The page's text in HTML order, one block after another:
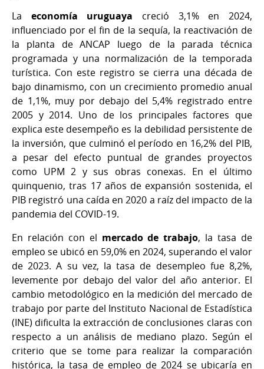
La economía uruguaya creció 3,1% en 2024,
influenciado por el fin de la sequía, la reactivación de
la planta de ANCAP luego de la parada técnica
programada y una normalización de la temporada
turística. Con este registro se cierra una década de
bajo dinamismo, con un crecimiento promedio anual
de 1,1%, muy por debajo del 5,4% registrado entre
2005 y 2014. Uno de los principales factores que
explica este desempeño es la debilidad persistente de
la inversión, que culminó el período en 16,2% del PIB,
a pesar del efecto puntual de grandes proyectos
como UPM 2 y sus obras conexas. En el último
quinquenio, tras 17 años de expansión sostenida, el
PIB registró una caída en 2020 a raíz del impacto de la
pandemia del COVID-19.
En relación con el mercado de trabajo, la tasa de
empleo se ubicó en 59,0% en 2024, superando el valor
de 2023. A su vez, la tasa de desempleo fue 8,2%,
levemente por debajo del valor del año anterior. El
cambio metodológico en la medición del mercado de
trabajo por parte del Instituto Nacional de Estadística
(INE) dificulta la extracción de conclusiones claras con
respecto a un análisis de mediano plazo. Según el
criterio que se tome para realizar la comparación
histórica, la tasa de empleo de 2024 se ubicaría en